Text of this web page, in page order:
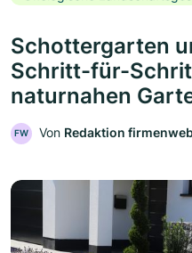
Schottergarten
Schritt-für-
naturnahen
FW Von Redaktion